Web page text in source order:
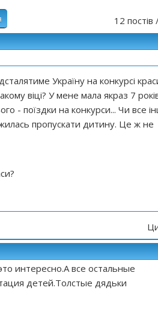
12
Україну на конкурсі
віці? У мене мала якраз 7
- поїздки на конкурси... Чи все
пропускати дитину. Це ж не
интересно.А все остальные
детей.Толстые дядьки